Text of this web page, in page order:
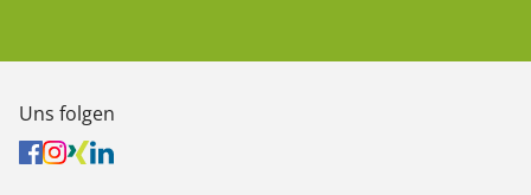
Uns folgen